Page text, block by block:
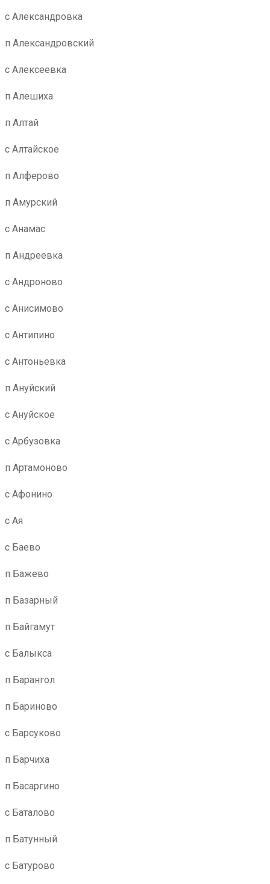
с Александровка
п Александровский
с Алексеевка
п Алешиха
п Алтай
с Алтайское
п Алферово
п Амурский
с Анамас
п Андреевка
с Андроново
с Анисимово
с Антипино
с Антоньевка
п Ануйский
с Ануйское
с Арбузовка
п Артамоново
с Афонино
с Ая
с Баево
п Бажево
п Базарный
п Байгамут
с Балыкса
п Барангол
п Бариново
с Барсуково
п Барчиха
п Басаргино
с Баталово
п Батунный
с Батурово